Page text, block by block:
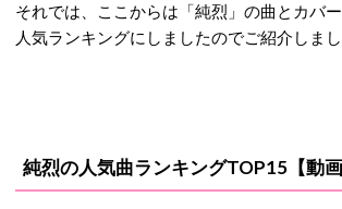
それでは、ここからは「純烈」の曲とカバ
人気ランキングにしましたのでご紹介しまし
純烈の人気曲ランキングTOP15【動画